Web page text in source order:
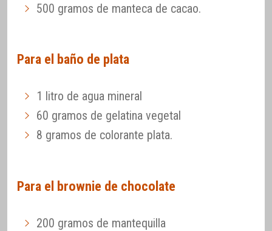
500 gramos de manteca de cacao.
Para el baño de plata
1 litro de agua mineral
60 gramos de gelatina vegetal
8 gramos de colorante plata.
Para el brownie de chocolate
200 gramos de mantequilla